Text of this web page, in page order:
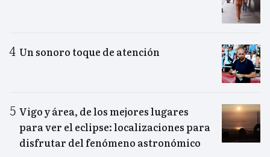
Un sonoro toque de atención
Vigo y área, de los mejores lugares
para ver el eclipse: localizaciones para
disfrutar del fenómeno astronómico